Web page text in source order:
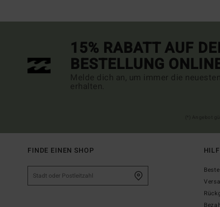
15% RABATT AUF
BESTELLUNG
Melde dich an, um immer die
erhalten.
FINDE EINEN SHOP